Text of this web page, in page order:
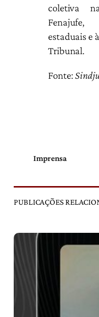
coletiva
estaduais e
Tribunal.
Fonte:
Imprensa
PUBLICAÇÕES